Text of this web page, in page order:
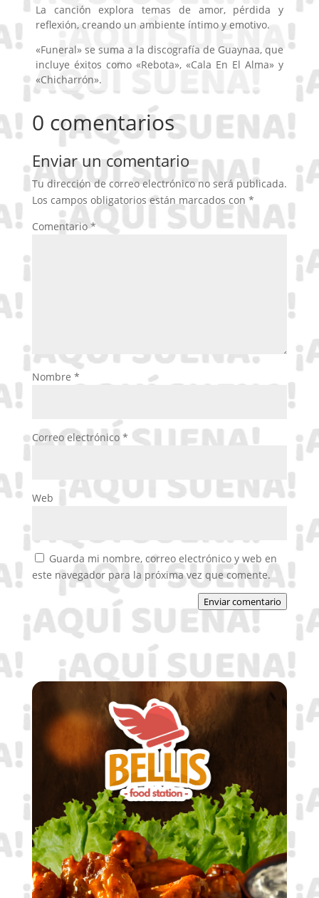
La canción explora temas de amor, pérdida y
reflexión, creando un ambiente íntimo y emotivo.
«Funeral» se suma a la discografía de Guaynaa, que
incluye éxitos como «Rebota», «Cala En El Alma» y
«Chicharrón».
0 comentarios
Enviar un comentario
Tu dirección de correo electrónico no será publicada.
Los campos obligatorios están marcados con *
Comentario*
Nombre *
Correo electrónico *
Web
Guarda mi nombre, correo electrónico y web en
este navegador para la próxima vez que comente.
Enviar comentario